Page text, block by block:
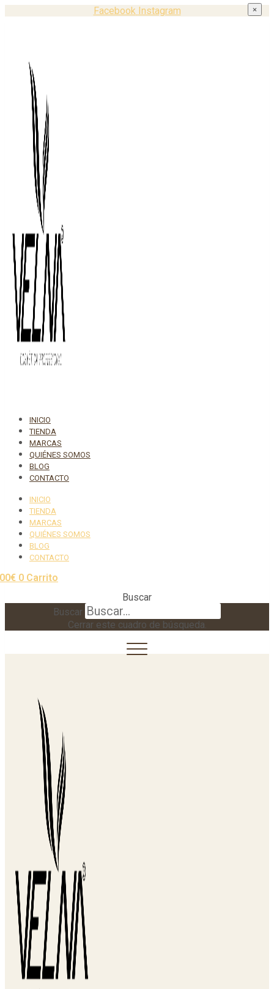
Facebook Instagram
INICIO
TIENDA
MARCAS
QUIÉNES SOMOS
BLOG
CONTACTO
INICIO
TIENDA
MARCAS
QUIÉNES SOMOS
BLOG
CONTACTO
€ 0 Carrito
Buscar
Buscar
Cerrar este cuadro de búsqueda.
×